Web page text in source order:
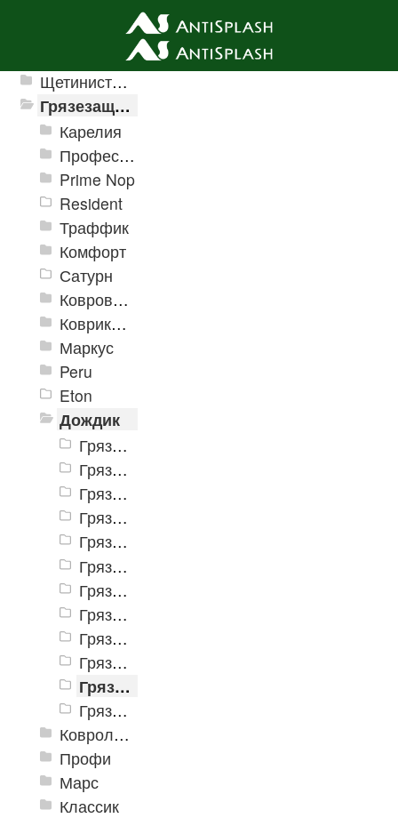
Ячеистые грязезащитные покрытия
Щетинистые покрытия
Грязезащитные, влаговпитывающие покрытия
Карелия
Профессиональные грязезащитные ковры AntiSplash Carpet
Prime Nop
Resident
Траффик
Комфорт
Сатурн
Ковровое покрытие "Цикада"
Коврики «Heavy» на резиновой подложке
Маркус
Peru
Eton
Дождик
Грязезащитные коврики "Дождик" 400*600
Грязезащитные коврики "Дождик" 500*800
Грязезащитные коврики "Дождик" 600*900
Грязезащитные коврики "Дождик" 800*1200
Грязезащитные коврики "Дождик" 900*1500
Грязезащитные коврики "Дождик" 1000*2000
Грязезащитные коврики "Дождик" 1200*1800
Грязезащитные коврики "Дождик" 1200*2500
Грязезащитные коврики "Дождик" 1500*3000
Грязезащитные покрытие "Дождик" в рулоне 900мм
Грязезащитные покрытие "Дождик" в рулоне 1200мм
Грязезащитные покрытие "Дождик" в рулоне 2000мм
Ковролиновые дорожки «Rekord»
Профи
Марс
Классик